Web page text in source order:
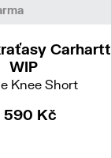
38
Carhartt
WIP
Knee Short
590 Kč